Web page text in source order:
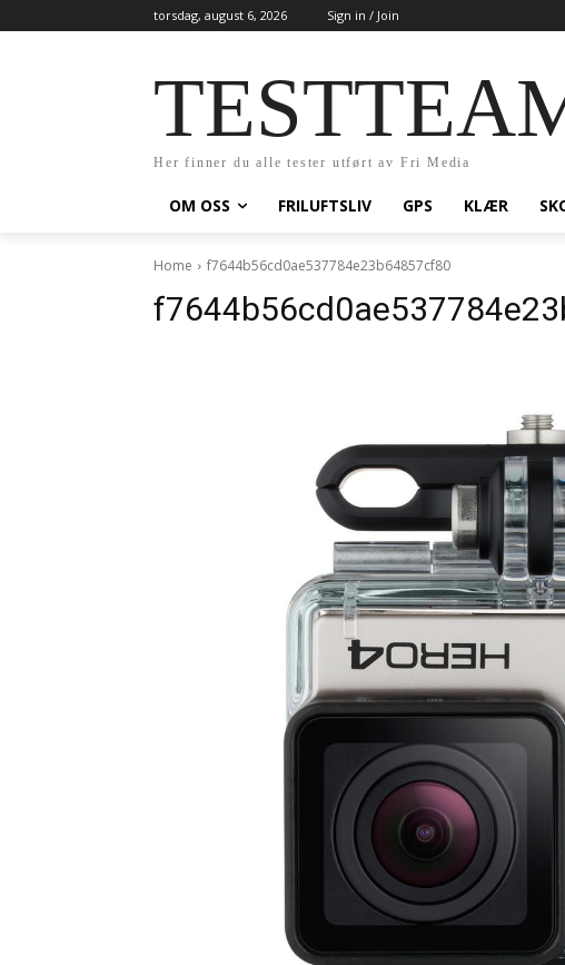
torsdag, august 6, 2026 Sign in / Join
Her finner du alle tester utført av Fri Media
OM OSS FRILUFTSLIV GPS KLÆR
Home f7644b56cd0ae537784e23b64857cf80